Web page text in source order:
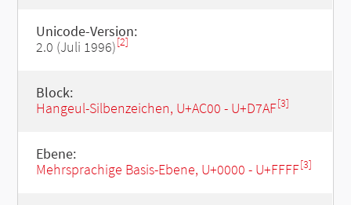
Unicode-Version:
2.0 (Juli 1996)[2]
Block:
Hangeul-Silbenzeichen, U+AC00 - U+D7AF[3]
Ebene:
Mehrsprachige Basis-Ebene, U+0000 - U+FFFF[3]